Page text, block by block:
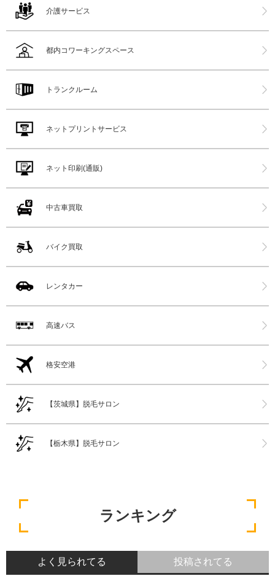
介護サービス
都内コワーキングスペース
トランクルーム
ネットプリントサービス
ネット印刷(通販)
中古車買取
バイク買取
レンタカー
高速バス
格安空港
【茨城県】脱毛サロン
【栃木県】脱毛サロン
ランキング
よく見られてる 投稿されてる